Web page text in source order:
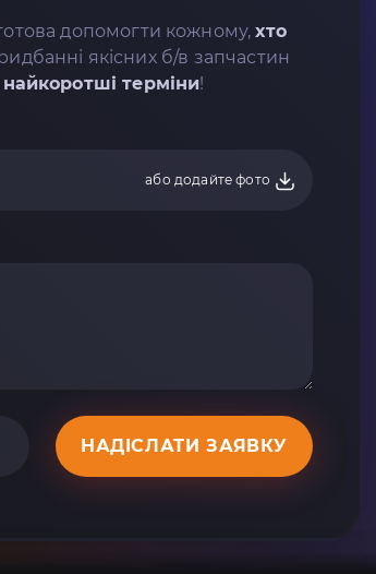
допомогти кожному,хто
якісних б/в запчастин
найкоротші терміни!
або додайте фото
НАДІСЛАТИ ЗАЯВКУ